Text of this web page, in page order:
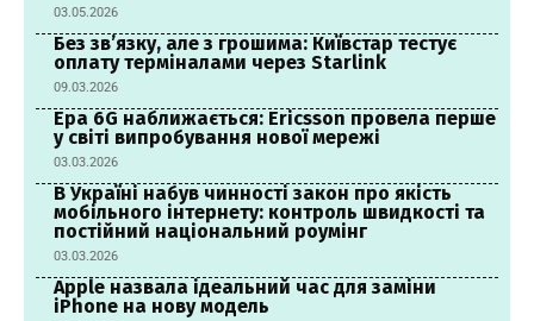
03.05.2026
Без зв’язку, але з грошима: Київстар тестує
оплату терміналами через Starlink
09.03.2026
Ера 6G наближається: Ericsson провела перше
у світі випробування нової мережі
03.03.2026
В Україні набув чинності закон про якість
мобільного інтернету: контроль швидкості та
постійний національний роумінг
03.03.2026
Apple назвала ідеальний час для заміни
iPhone на нову модель